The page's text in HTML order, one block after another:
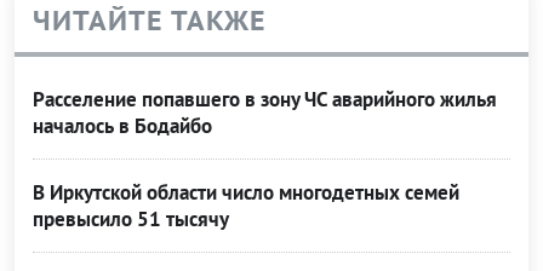
ЧИТАЙТЕ ТАКЖЕ
Расселение попавшего в зону ЧС аварийного жилья
началось в Бодайбо
В Иркутской области число многодетных семей
превысило 51 тысячу